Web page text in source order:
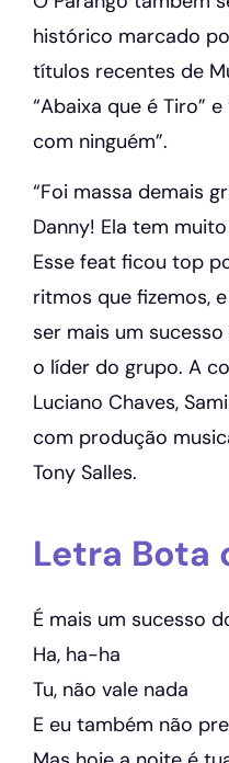
histórico marcado
títulos recentes de
“Abaixa que é Tiro”
com ninguém”.
“Foi massa demais
Danny! Ela tem
Esse feat ficou top
ritmos que fizemos,
ser mais um
o líder do grupo. A
Luciano Chaves,
com produção
Tony Salles.
Letra Bota
É mais um sucesso
Ha, ha-ha
Tu, não vale nada
E eu também não